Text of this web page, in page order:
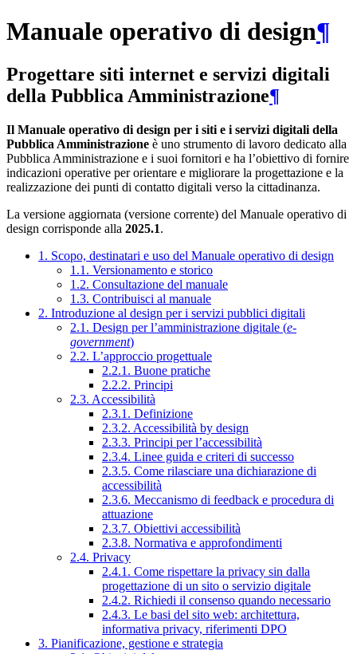
Manuale operativo di design¶
Progettare siti internet e servizi digitali
della Pubblica Amministrazione¶
Il Manuale operativo di design per i siti e i servizi digitali della
Pubblica Amministrazione è uno strumento di lavoro dedicato alla
Pubblica Amministrazione e i suoi fornitori e ha l’obiettivo di fornire
indicazioni operative per orientare e migliorare la progettazione e la
realizzazione dei punti di contatto digitali verso la cittadinanza.
La versione aggiornata (versione corrente) del Manuale operativo di
design corrisponde alla 2025.1.
1. Scopo, destinatari e uso del Manuale operativo di design
1.1. Versionamento e storico
1.2. Consultazione del manuale
1.3. Contribuisci al manuale
2. Introduzione al design per i servizi pubblici digitali
2.1. Design per l’amministrazione digitale (e-
government)
2.2. L’approccio progettuale
2.2.1. Buone pratiche
2.2.2. Principi
2.3. Accessibilità
2.3.1. Definizione
2.3.2. Accessibilità by design
2.3.3. Principi per l’accessibilità
2.3.4. Linee guida e criteri di successo
2.3.5. Come rilasciare una dichiarazione di
accessibilità
2.3.6. Meccanismo di feedback e procedura di
attuazione
2.3.7. Obiettivi accessibilità
2.3.8. Normativa e approfondimenti
2.4. Privacy
2.4.1. Come rispettare la privacy sin dalla
progettazione di un sito o servizio digitale
2.4.2. Richiedi il consenso quando necessario
2.4.3. Le basi del sito web: architettura,
informativa privacy, riferimenti DPO
3. Pianificazione, gestione e strategia